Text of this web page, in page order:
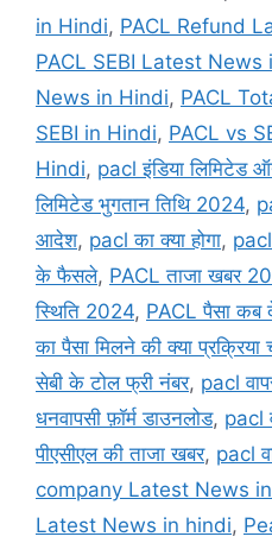
in Hindi, PACL Refund
PACL SEBI Latest News
News in Hindi, PACL
SEBI in Hindi, PACL vs
Hindi, pacl इंडिया लिमिटेड
लिमिटेड भुगतान तिथि 2024,
आदेश, pacl का क्या होगा, pacl
के फैसले, PACL ताजा खबर
स्थिति 2024, PACL पैसा कब
का पैसा मिलने की क्या प्रक्रिया
सेबी के टोल फ्री नंबर, pacl
धनवापसी फ़ॉर्म डाउनलोड, pacl
पीएसीएल की ताजा खबर, pacl
company Latest News
Latest News in hindi,